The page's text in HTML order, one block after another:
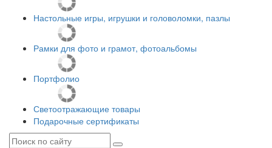
Настольные игры, игрушки и головоломки, пазлы
Рамки для фото и грамот, фотоальбомы
Портфолио
Светоотражающие товары
Подарочные сертификаты